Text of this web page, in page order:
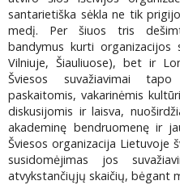
santarietiška sėkla ne tik
medį. Per šiuos tris
bandymus kurti organizacijos
Vilniuje, Šiauliuose), bet ir
Šviesos suvažiavimai
paskaitomis, vakarinėmis
diskusijomis ir laisva,
akademinę bendruomenę ir
Šviesos organizacija
susidomėjimas jos
atvykstančiųjų skaičių, bėgant